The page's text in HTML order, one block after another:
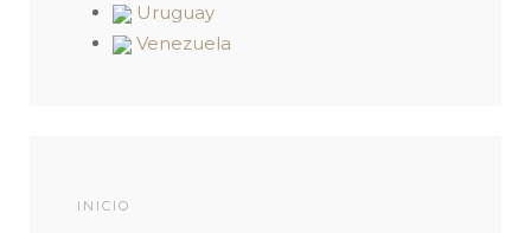
Uruguay
Venezuela
INICIO